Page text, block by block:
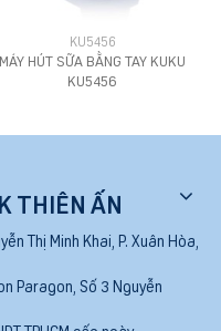
KU5456
MÁY HÚT SỮA BẰNG TAY KUKU
KU5456
THIÊN ẤN
Thị Minh Khai, P. Xuân Hòa,
Paragon, Số 3 Nguyễn